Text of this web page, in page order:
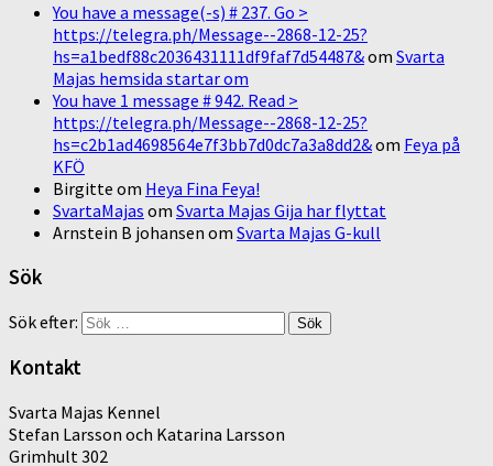
You have a message(-s) # 237. Go >
https://telegra.ph/Message--2868-12-25?
hs=a1bedf88c2036431111df9faf7d54487&om Svarta
Majas hemsida startar om
You have 1 message # 942. Read >
https://telegra.ph/Message--2868-12-25?
hs=c2b1ad4698564e7f3bb7d0dc7a3a8dd2&om Feya på
KFÖ
Birgitte om Heya Fina Feya!
SvartaMajas om Svarta Majas Gija har flyttat
Arnstein B johansen om Svarta Majas G-kull
Sök
Sök efter:
Kontakt
Svarta Majas Kennel
Stefan Larsson och Katarina Larsson
Grimhult 302